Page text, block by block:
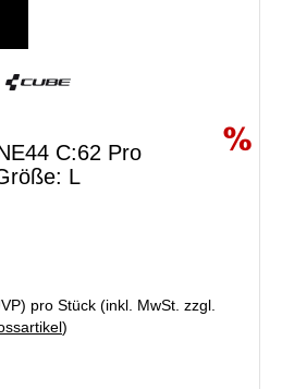
C:62 Pro
L
) pro Stück (inkl. MwSt. zzgl.
)